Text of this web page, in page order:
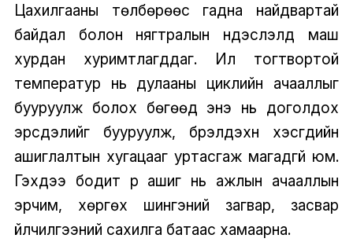
Цахилгааны төлбөрөөс гадна найдвартай
байдал болон нягтралын үндэслэлүүд маш
хурдан хуримтлагддаг. Илүү тогтвортой
температур нь дулааны циклийн ачааллыг
бууруулж болох бөгөөд энэ нь доголдох
эрсдэлийг бууруулж, бүрэлдэхүүн хэсгүүдийн
ашиглалтын хугацааг уртасгаж магадгүй юм.
Гэхдээ бодит үр ашиг нь ажлын ачааллын
эрчим, хөргөх шингэний загвар, засвар
үйлчилгээний сахилга батаас хамаарна.